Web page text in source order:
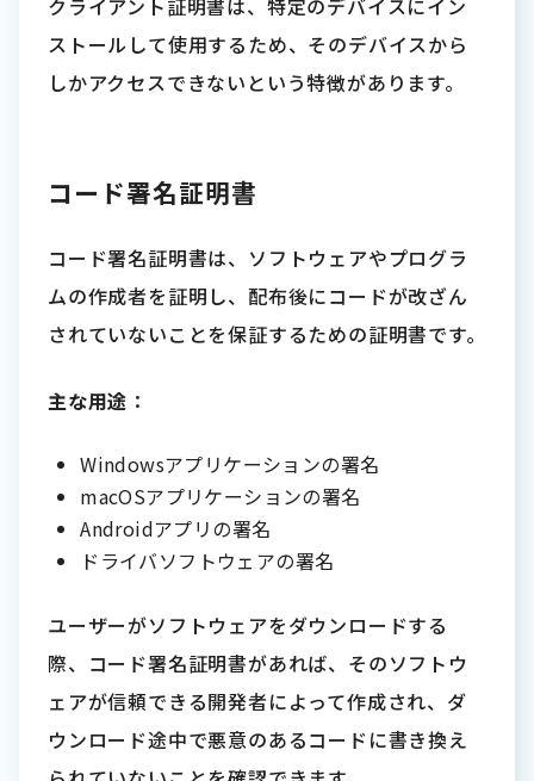
クライアント証明書は、特定のデバイスにイン
ストールして使用するため、そのデバイスから
しかアクセスできないという特徴があります。
コード署名証明書
コード署名証明書は、ソフトウェアやプログラ
ムの作成者を証明し、配布後にコードが改ざん
されていないことを保証するための証明書です。
主な用途 ：
Windowsアプリケーションの署名
macOSアプリケーションの署名
Androidアプリの署名
ドライバソフトウェアの署名
ユーザーがソフトウェアをダウンロードする
際、コード署名証明書があれば、そのソフトウ
ェアが信頼できる開発者によって作成され、ダ
ウンロード途中で悪意のあるコードに書き換え